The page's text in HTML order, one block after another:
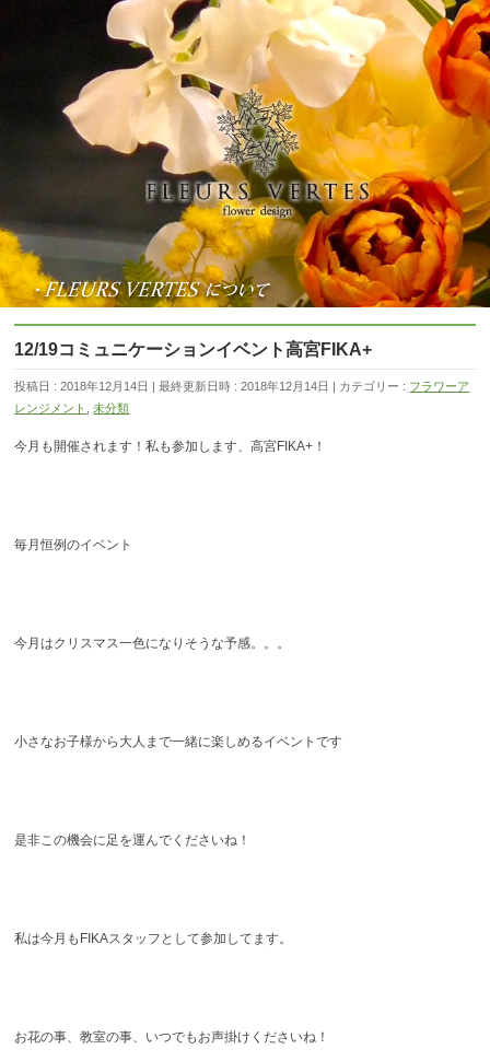
12/19コミュニケーションイベント高宮FIKA+
投稿日 : 2018年12月14日 最終更新日時 : 2018年12月14日 カテゴリー : フラワーア
レンジメント
,未分類
今月も開催されます！私も参加します、高宮FIKA+！
毎月恒例のイベント
今月はクリスマス一色になりそうな予感。。。
小さなお子様から大人まで一緒に楽しめるイベントです
是非この機会に足を運んでくださいね！
私は今月もFIKAスタッフとして参加してます。
お花の事、教室の事、いつでもお声掛けくださいね！